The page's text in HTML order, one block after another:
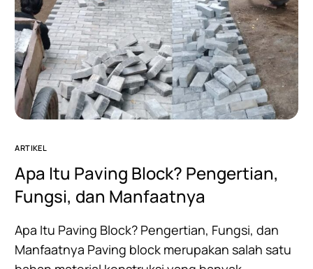
ARTIKEL
Apa Itu Paving Block? Pengertian,
Fungsi, dan Manfaatnya
Apa Itu Paving Block? Pengertian, Fungsi, dan
Manfaatnya Paving block merupakan salah satu